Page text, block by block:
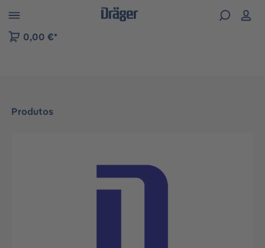
to B2B platform navigation
0,00 €*
Produtos
Ignorar galeria de imagens